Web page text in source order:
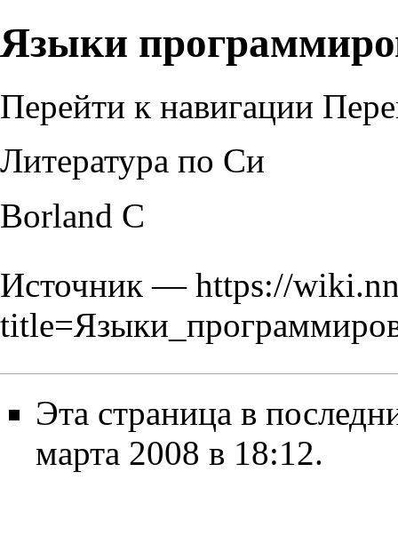
Языки
Перейти к навигации
Литература по Си
Borland C
Источник — https://
Эта страница в
марта 2008 в 18:12.